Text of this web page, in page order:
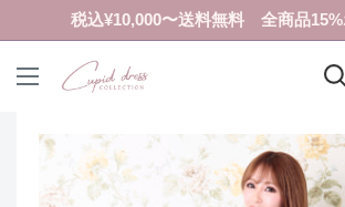
ン
税込¥10,000〜送料無料 全商品15%
ク
レ